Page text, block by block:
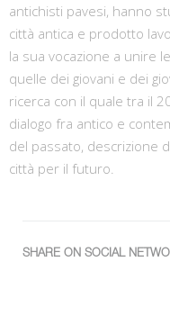
antichisti pavesi, hanno
città antica e prodotto
la sua vocazione a unire
quelle dei giovani e dei
ricerca con il quale tra il
dialogo fra antico e
del passato, descrizione
città per il futuro.
SHARE ON SOCIAL